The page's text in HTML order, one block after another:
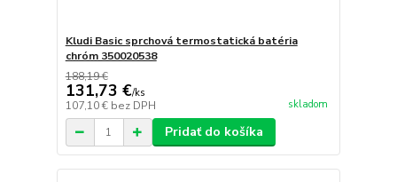
Kludi Basic sprchová termostatická batéria
chróm 350020538
188,19 €
131,73 €/ks
107,10 € bez DPH skladom
Pridať do košíka